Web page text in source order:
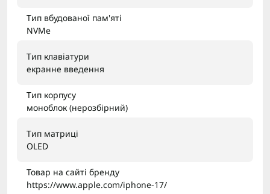
Тип вбудованої пам'яті
NVMe
Тип клавіатури
екранне введення
Тип корпусу
моноблок (нерозбірний)
Тип матриці
OLED
Товар на сайті бренду
https://www.apple.com/iphone-17/